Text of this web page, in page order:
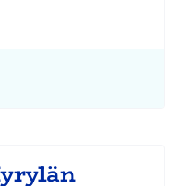
ja kulttuurin Tuusula